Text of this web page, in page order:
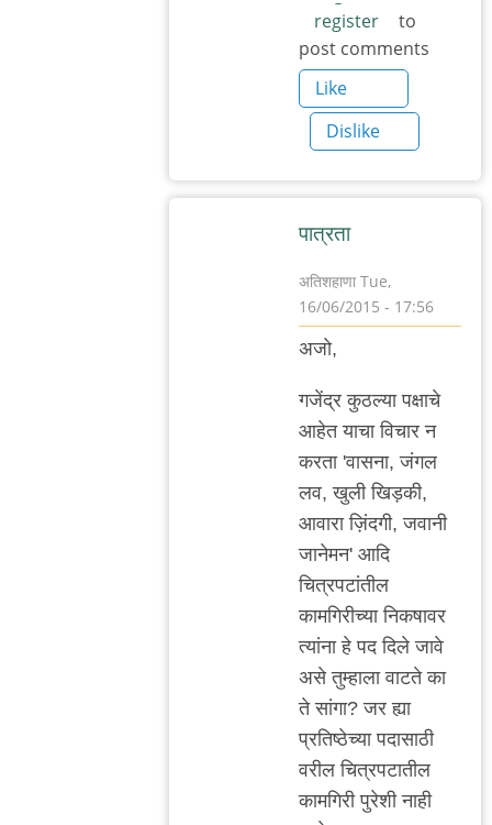
by
अजो१२३
register
to
post comments
Like
Dislike
पात्रता
अतिशहाणा Tue,
16/06/2015 - 17:56
In
reply
to
http://
by
अजो१२३
अजो,
गजेंद्र कुठल्या पक्षाचे
आहेत याचा विचार न
करता 'वासना, जंगल
लव, खुली खिड़की,
आवारा ज़िंदगी, जवानी
जानेमन' आदि
चित्रपटांतील
कामगिरीच्या निकषावर
त्यांना हे पद दिले जावे
असे तुम्हाला वाटते का
ते सांगा? जर ह्या
प्रतिष्ठेच्या पदासाठी
वरील चित्रपटातील
कामगिरी पुरेशी नाही